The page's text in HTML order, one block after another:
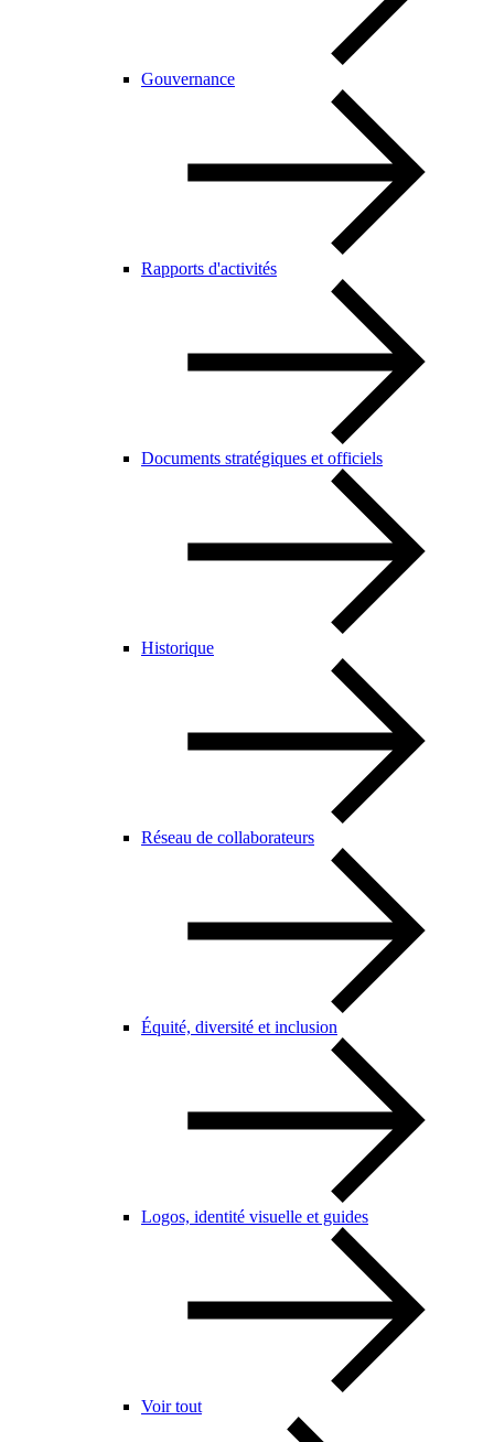
Gouvernance
Rapports d'activités
Documents stratégiques et officiels
Historique
Réseau de collaborateurs
Équité, diversité et inclusion
Logos, identité visuelle et guides
Voir tout